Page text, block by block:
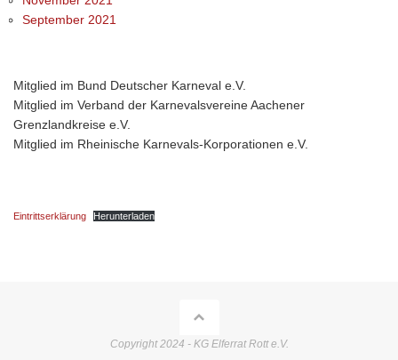
September 2021
Mitglied im Bund Deutscher Karneval e.V.
Mitglied im Verband der Karnevalsvereine Aachener
Grenzlandkreise e.V.
Mitglied im Rheinische Karnevals-Korporationen e.V.
Eintrittserklärung Herunterladen
Copyright 2024 - KG Elferrat Rott e.V.